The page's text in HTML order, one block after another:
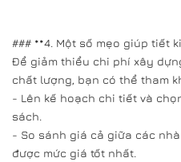
### **4. Một số mẹo giúp tiết
Để giảm thiểu chi phí xây
chất lượng, bạn có thể tham
- Lên kế hoạch chi tiết và
sách.
- So sánh giá cả giữa các
được mức giá tốt nhất.